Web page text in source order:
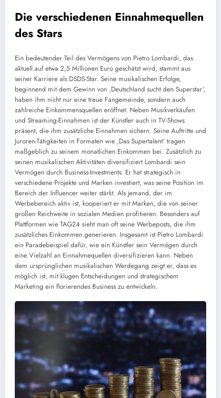
Die verschiedenen Einnahmequellen
des Stars
Ein bedeutender Teil des Vermögens von Pietro Lombardi, das
aktuell auf etwa 2,5 Millionen Euro geschätzt wird, stammt aus
seiner Karriere als DSDS-Star. Seine musikalischen Erfolge,
beginnend mit dem Gewinn von ‚Deutschland sucht den Superstar‘,
haben ihm nicht nur eine treue Fangemeinde, sondern auch
zahlreiche Einkommensquellen eröffnet. Neben Musikverkäufen
und Streaming-Einnahmen ist der Künstler auch in TV-Shows
präsent, die ihm zusätzliche Einnahmen sichern. Seine Auftritte und
Juroren-Tätigkeiten in Formaten wie ‚Das Supertalent‘ tragen
maßgeblich zu seinem monatlichen Einkommen bei. Zusätzlich zu
seinen musikalischen Aktivitäten diversifiziert Lombardi sein
Vermögen durch Business-Investments. Er hat strategisch in
verschiedene Projekte und Marken investiert, was seine Position im
Bereich der Influencer weiter stärkt. Als jemand, der im
Werbebereich aktiv ist, kooperiert er mit Marken, die von seiner
großen Reichweite in sozialen Medien profitieren. Besonders auf
Plattformen wie TAG24 sieht man oft seine Werbeposts, die ihm
zusätzliches Einkommen generieren. Insgesamt ist Pietro Lombardi
ein Paradebeispiel dafür, wie ein Künstler sein Vermögen durch
eine Vielzahl an Einnahmequellen diversifizieren kann. Neben
dem ursprünglichen musikalischen Werdegang zeigt er, dass es
möglich ist, mit klugen Entscheidungen und strategischem
Marketing ein florierendes Business zu entwickeln.